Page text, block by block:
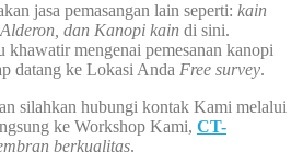
jasa pemasangan lain seperti: kain
dan Kanopi kain di sini.
khawatir mengenai pemesanan kanopi
datang ke Lokasi Anda Free survey.
silahkan hubungi kontak Kami melalui
ke Workshop Kami, CT-
berkualitas.